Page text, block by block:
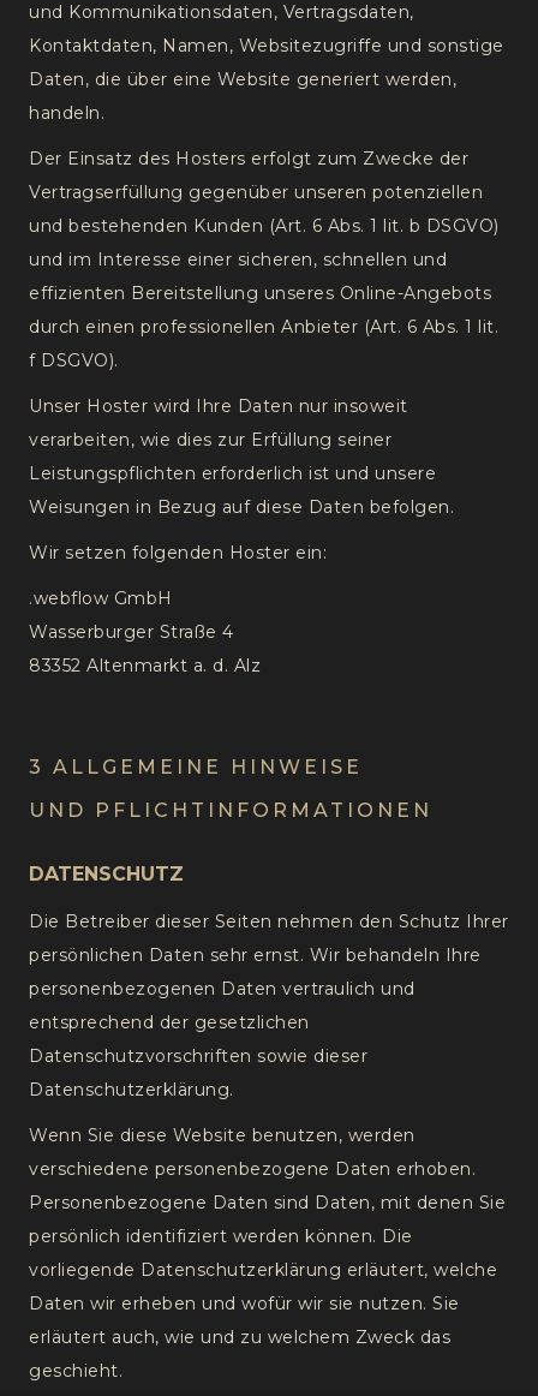
und Kommunikationsdaten, Vertragsdaten,
Kontaktdaten, Namen, Websitezugriffe und sonstige
Daten, die über eine Website generiert werden,
handeln.
Der Einsatz des Hosters erfolgt zum Zwecke der
Vertragserfüllung gegenüber unseren potenziellen
und bestehenden Kunden (Art. 6 Abs. 1 lit. b DSGVO)
und im Interesse einer sicheren, schnellen und
effizienten Bereitstellung unseres Online-Angebots
durch einen professionellen Anbieter (Art. 6 Abs. 1 lit.
f DSGVO).
Unser Hoster wird Ihre Daten nur insoweit
verarbeiten, wie dies zur Erfüllung seiner
Leistungspflichten erforderlich ist und unsere
Weisungen in Bezug auf diese Daten befolgen.
Wir setzen folgenden Hoster ein:
.webflow GmbH
Wasserburger Straße 4
83352 Altenmarkt a. d. Alz
3 ALLGEMEINE HINWEISE
UND PFLICHTINFORMATIONEN
DATENSCHUTZ
Die Betreiber dieser Seiten nehmen den Schutz Ihrer
persönlichen Daten sehr ernst. Wir behandeln Ihre
personenbezogenen Daten vertraulich und
entsprechend der gesetzlichen
Datenschutzvorschriften sowie dieser
Datenschutzerklärung.
Wenn Sie diese Website benutzen, werden
verschiedene personenbezogene Daten erhoben.
Personenbezogene Daten sind Daten, mit denen Sie
persönlich identifiziert werden können. Die
vorliegende Datenschutzerklärung erläutert, welche
Daten wir erheben und wofür wir sie nutzen. Sie
erläutert auch, wie und zu welchem Zweck das
geschieht.